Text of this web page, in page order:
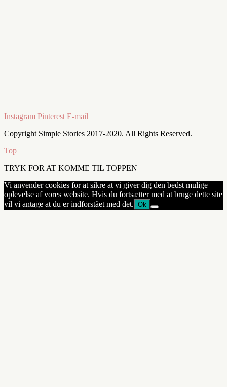
Instagram Pinterest E-mail
Copyright Simple Stories 2017-2020. All Rights Reserved.
Top
TRYK FOR AT KOMME TIL TOPPEN
Vi anvender cookies for at sikre at vi giver dig den bedst mulige
oplevelse af vores website. Hvis du fortsætter med at bruge dette site
vil vi antage at du er indforstået med det. Ok